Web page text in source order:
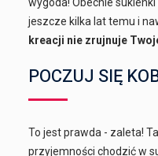
jeszcze kilka lat temu i
kreacji nie zrujnuje
POCZUJ SIĘ
To jest prawda - zaleta!
przyjemności chodzić w